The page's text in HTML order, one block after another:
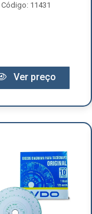
Código: 11431
Ver preço